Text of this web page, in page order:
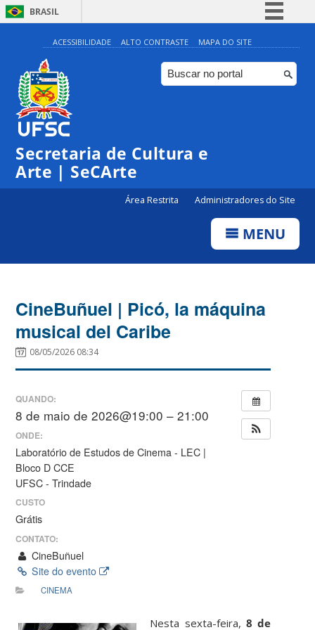
BRASIL
Simplifique!
Comunica BR
Participe
ACESSIBILIDADE ALTO CONTRASTE MAPA DO SITE
Secretaria de Cultura e
Arte | SeCArte
Área Restrita Administradores do Site
MENU
CineBuñuel | Picó, la máquina
musical del Caribe
08/05/2026 08:34
QUANDO:
8 de maio de 2026@19:00 – 21:00
ONDE:
Laboratório de Estudos de Cinema - LEC |
Bloco D CCE
UFSC - Trindade
CUSTO
Grátis
CONTATO:
CineBuñuel
Site do evento
CINEMA
Nesta sexta-feira, 8 de